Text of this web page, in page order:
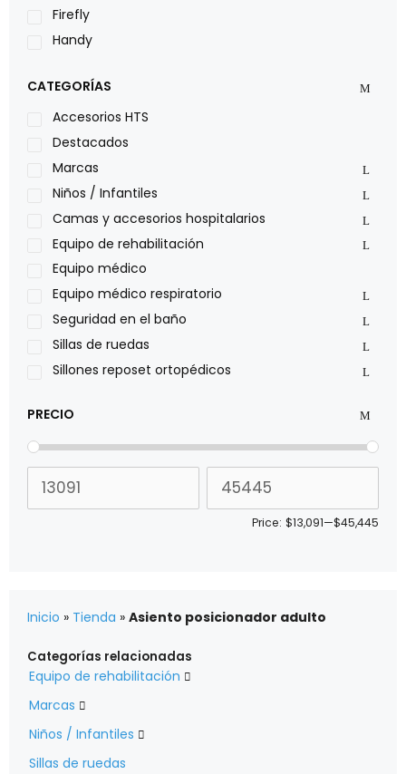
Firefly
Handy
Leggero
Lumex
Medical Store
Nidek
Oxiplus
Philips
Pride
Roho
Sillas de ruedas Everest Jennings
Stealth products
Xiehe Medical
CATEGORÍAS
Accesorios HTS
Destacados
Marcas
Niños / Infantiles
Camas y accesorios hospitalarios
Equipo de rehabilitación
Equipo médico
Equipo médico respiratorio
Seguridad en el baño
Sillas de ruedas
Sillones reposet ortopédicos
PRECIO
Price: $13,091—$45,445
Inicio » Tienda » Asiento posicionador adulto
Categorías relacionadas
Equipo de rehabilitación 
Marcas 
Niños / Infantiles 
Sillas de ruedas